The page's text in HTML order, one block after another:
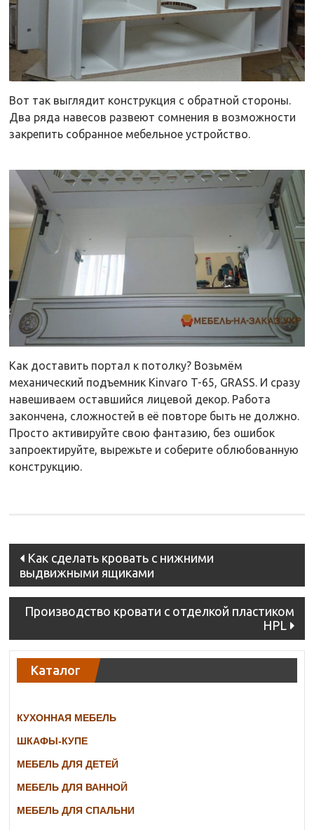
Вот так выглядит конструкция с обратной стороны.
Два ряда навесов развеют сомнения в возможности
закрепить собранное мебельное устройство.
Как доставить портал к потолку? Возьмём
механический подъемник Kinvaro T-65, GRASS. И сразу
навешиваем оставшийся лицевой декор. Работа
закончена, сложностей в её повторе быть не должно.
Просто активируйте свою фантазию, без ошибок
запроектируйте, вырежьте и соберите облюбованную
конструкцию.
Post
navigation
Как сделать кровать с нижними
выдвижными ящиками
Производство кровати с отделкой пластиком
HPL
Каталог
КУХОННАЯ МЕБЕЛЬ
ШКАФЫ-КУПЕ
МЕБЕЛЬ ДЛЯ ДЕТЕЙ
МЕБЕЛЬ ДЛЯ ВАННОЙ
МЕБЕЛЬ ДЛЯ СПАЛЬНИ